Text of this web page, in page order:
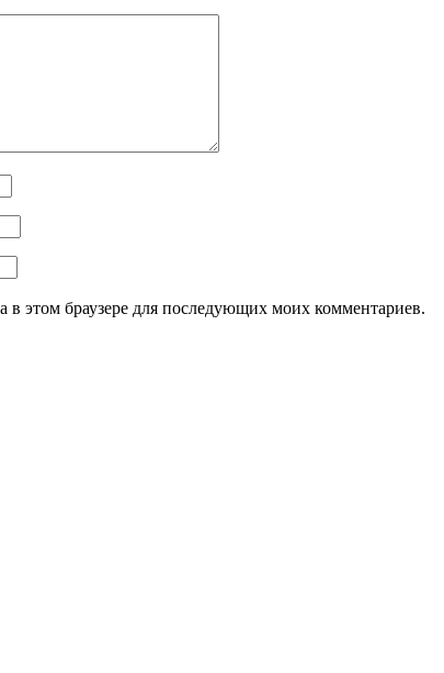
в этом браузере для последующих моих комментариев.